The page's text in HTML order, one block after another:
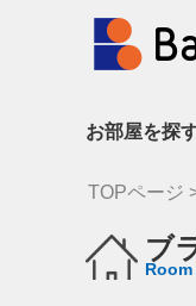
お部屋を探
TOPページ
ブ